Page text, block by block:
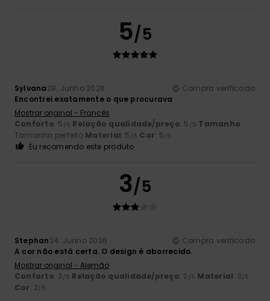
5/5
Sylvana28. Junho 2026
Compra verificada
Encontrei exatamente o que procurava
Mostrar original - Francês
Conforto: 5 /5 Relação qualidade/preço: 5 /5 Tamanho:
Tamanho perfeito Material: 5 /5 Cor: 5 /5
Eu recomendo este produto
3/5
Stephan24. Junho 2026
Compra verificada
A cor não está certa. O design é aborrecido.
Mostrar original - Alemão
Conforto: 3 /5 Relação qualidade/preço: 2 /5 Material: 3 /5
Cor: 2 /5